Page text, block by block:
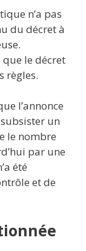
n’a pas
du décret à
le décret
règles.
l’annonce
un
le nombre
par une
été
et de